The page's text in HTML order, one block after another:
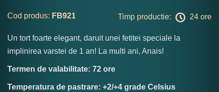
Cod produs: FB921 Timp productie: 24 ore
Un tort foarte elegant, daruit unei fetitei speciale la
implinirea varstei de 1 an! La multi ani, Anais!
Termen de valabilitate: 72 ore
Temperatura de pastrare: +2/+4 grade Celsius